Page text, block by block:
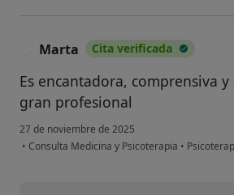
Marta Cita verificada
Es encantadora, comprensiva
gran profesional
27 de noviembre de 2025
• Consulta Medicina y Psicoterapia •